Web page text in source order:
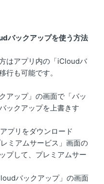
バックアップを使う方法
はアプリ内の「iCloudバ
行も可能です。
アップ」の画面で「バッ
ックアップを上書きす
プリをダウンロード
ミアムサービス」画面の
プして、プレミアムサー
バックアップ」の画面